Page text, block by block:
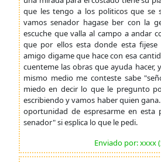
que les tengo a los politicos que se
vamos senador hagase ber con la
escuche que valla al campo a andar
que por ellos esta donde esta
amigo digame que hace con esa
cuenteme las obras que ayuda hacer,
mismo medio me conteste sabe
miedo en decir lo que le pregunto
escribiendo y vamos haber quien
oportunidad de espresarme en esta
senador" si esplica lo que le pedi.
Enviado por: xxxx